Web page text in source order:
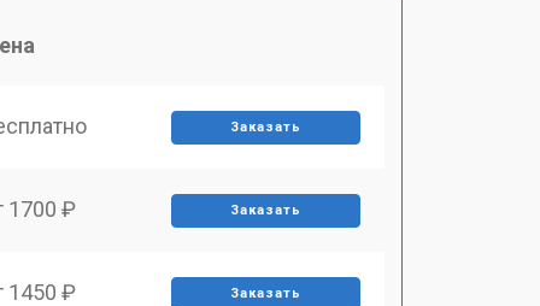
Заказать
1700 ₽ Заказать
1450 ₽ Заказать